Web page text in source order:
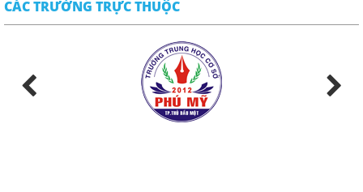
CÁC TRƯỜNG TRỰC THUỘC